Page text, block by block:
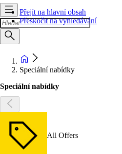
Přejít na hlavní obsah
Přeskočit na vyhledávání
Speciální nabídky
Speciální nabídky
All Offers